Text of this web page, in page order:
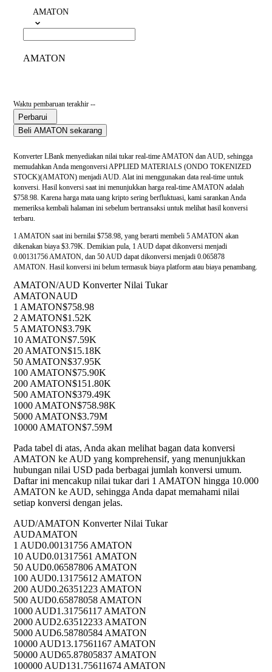
AMATON
AMATON
Waktu pembaruan terakhir --
Perbarui
Beli AMATON sekarang
Konverter LBank menyediakan nilai tukar real-time AMATON dan AUD, sehingga
memudahkan Anda mengonversi APPLIED MATERIALS (ONDO TOKENIZED
STOCK)(AMATON) menjadi AUD. Alat ini menggunakan data real-time untuk
konversi. Hasil konversi saat ini menunjukkan harga real-time AMATON adalah
$758.98. Karena harga mata uang kripto sering berfluktuasi, kami sarankan Anda
memeriksa kembali halaman ini sebelum bertransaksi untuk melihat hasil konversi
terbaru.
1 AMATON saat ini bernilai $758.98, yang berarti membeli 5 AMATON akan
dikenakan biaya $3.79K. Demikian pula, 1 AUD dapat dikonversi menjadi
0.00131756 AMATON, dan 50 AUD dapat dikonversi menjadi 0.065878
AMATON. Hasil konversi ini belum termasuk biaya platform atau biaya penambang.
AMATON/AUD Konverter Nilai Tukar
AMATONAUD
1 AMATON$758.98
2 AMATON$1.52K
5 AMATON$3.79K
10 AMATON$7.59K
20 AMATON$15.18K
50 AMATON$37.95K
100 AMATON$75.90K
200 AMATON$151.80K
500 AMATON$379.49K
1000 AMATON$758.98K
5000 AMATON$3.79M
10000 AMATON$7.59M
Pada tabel di atas, Anda akan melihat bagan data konversi
AMATON ke AUD yang komprehensif, yang menunjukkan
hubungan nilai USD pada berbagai jumlah konversi umum.
Daftar ini mencakup nilai tukar dari 1 AMATON hingga 10.000
AMATON ke AUD, sehingga Anda dapat memahami nilai
setiap konversi dengan jelas.
AUD/AMATON Konverter Nilai Tukar
AUDAMATON
1 AUD0.00131756 AMATON
10 AUD0.01317561 AMATON
50 AUD0.06587806 AMATON
100 AUD0.13175612 AMATON
200 AUD0.26351223 AMATON
500 AUD0.65878058 AMATON
1000 AUD1.31756117 AMATON
2000 AUD2.63512233 AMATON
5000 AUD6.58780584 AMATON
10000 AUD13.17561167 AMATON
50000 AUD65.87805837 AMATON
100000 AUD131.75611674 AMATON